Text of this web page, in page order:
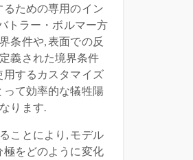
ための専用のイン
トラー・ボルマー方
条件や, 表面での反
義された境界条件
するカスタマイズ
て効率的な犠牲陽
ります.
ことにより, モデル
極をどのように変化